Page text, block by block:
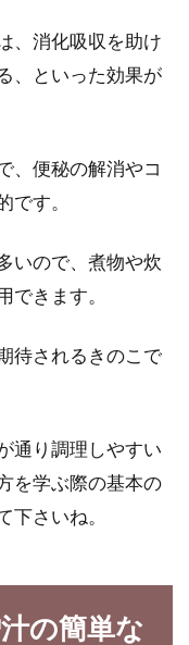
、消化吸収を助け
、といった効果が
、便秘の解消やコ
です。
いので、煮物や炊
できます。
待されるきのこで
通り調理しやすい
を学ぶ際の基本の
さいね。
の簡単な